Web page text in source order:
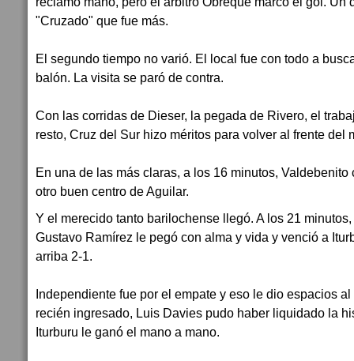
"Cruzado" que fue más.
El segundo tiempo no varió. El local fue con todo a
balón. La visita se paró de contra.
Con las corridas de Dieser, la pegada de Rivero, el
resto, Cruz del Sur hizo méritos para volver al frente del
En una de las más claras, a los 16 minutos,
otro buen centro de Aguilar.
Y el merecido tanto barilochense llegó. A los 21
Gustavo Ramírez le pegó con alma y vida y venció a
arriba 2-1.
Independiente fue por el empate y eso le dio espacios
recién ingresado, Luis Davies pudo haber liquidado la
Iturburu le ganó el mano a mano.